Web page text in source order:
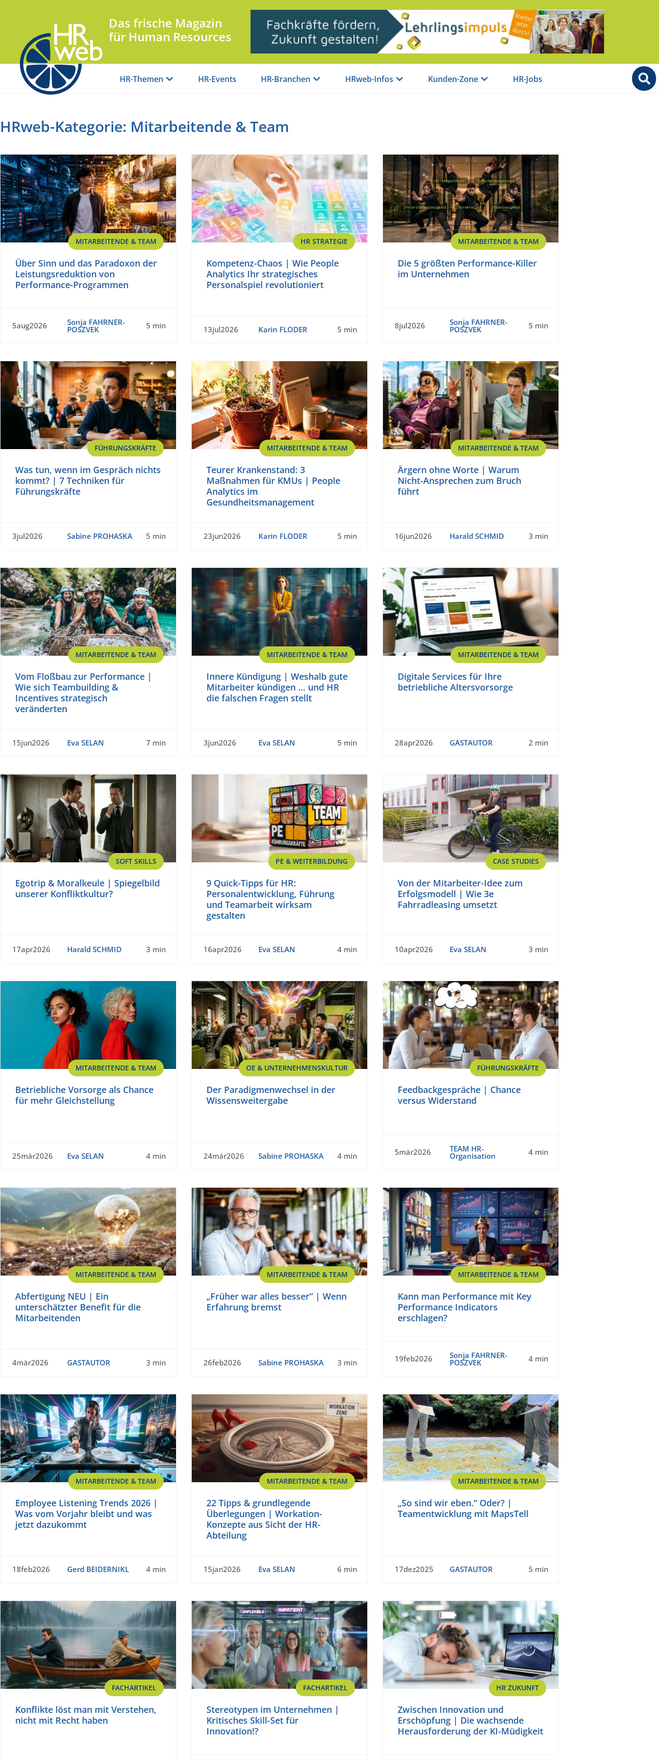
Das frische Magazin
für Human Resources
HR-Themen HR-Events HR-Branchen HRweb-Infos Kunden-Zone HR-Jobs
HRweb-Kategorie: Mitarbeitende & Team
MITARBEITENDE & TEAM
Über Sinn und das Paradoxon der
Leistungsreduktion von
Performance-Programmen
5aug2026 Sonja FAHRNER-
POSZVEK 5 min
HR STRATEGIE
Kompetenz-Chaos | Wie People
Analytics Ihr strategisches
Personalspiel revolutioniert
13jul2026 Karin FLODER 5 min
MITARBEITENDE & TEAM
Die 5 größten Performance-Killer
im Unternehmen
8jul2026 Sonja FAHRNER-
POSZVEK 5 min
FÜHRUNGSKRÄFTE
Was tun, wenn im Gespräch nichts
kommt? | 7 Techniken für
Führungskräfte
3jul2026 Sabine PROHASKA 5 min
MITARBEITENDE & TEAM
Teurer Krankenstand: 3
Maßnahmen für KMUs | People
Analytics im
Gesundheitsmanagement
23jun2026 Karin FLODER 5 min
MITARBEITENDE & TEAM
Ärgern ohne Worte | Warum
Nicht-Ansprechen zum Bruch
führt
16jun2026 Harald SCHMID 3 min
MITARBEITENDE & TEAM
Vom Floßbau zur Performance |
Wie sich Teambuilding &
Incentives strategisch
veränderten
15jun2026 Eva SELAN 7 min
MITARBEITENDE & TEAM
Innere Kündigung | Weshalb gute
Mitarbeiter kündigen … und HR
die falschen Fragen stellt
3jun2026 Eva SELAN 5 min
MITARBEITENDE & TEAM
Digitale Services für Ihre
betriebliche Altersvorsorge
28apr2026 GASTAUTOR 2 min
SOFT SKILLS
Egotrip & Moralkeule | Spiegelbild
unserer Konfliktkultur?
17apr2026 Harald SCHMID 3 min
PE & WEITERBILDUNG
9 Quick-Tipps für HR:
Personalentwicklung, Führung
und Teamarbeit wirksam
gestalten
16apr2026 Eva SELAN 4 min
CASE STUDIES
Von der Mitarbeiter-Idee zum
Erfolgsmodell | Wie 3e
Fahrradleasing umsetzt
10apr2026 Eva SELAN 3 min
MITARBEITENDE & TEAM
Betriebliche Vorsorge als Chance
für mehr Gleichstellung
25mär2026 Eva SELAN 4 min
OE & UNTERNEHMENSKULTUR
Der Paradigmenwechsel in der
Wissensweitergabe
24mär2026 Sabine PROHASKA 4 min
FÜHRUNGSKRÄFTE
Feedbackgespräche | Chance
versus Widerstand
5mär2026 TEAM HR-
Organisation 4 min
MITARBEITENDE & TEAM
Abfertigung NEU | Ein
unterschätzter Benefit für die
Mitarbeitenden
4mär2026 GASTAUTOR 3 min
MITARBEITENDE & TEAM
„Früher war alles besser“ | Wenn
Erfahrung bremst
26feb2026 Sabine PROHASKA 3 min
MITARBEITENDE & TEAM
Kann man Performance mit Key
Performance Indicators
erschlagen?
19feb2026 Sonja FAHRNER-
POSZVEK 4 min
MITARBEITENDE & TEAM
Employee Listening Trends 2026 |
Was vom Vorjahr bleibt und was
jetzt dazukommt
18feb2026 Gerd BEIDERNIKL 4 min
MITARBEITENDE & TEAM
22 Tipps & grundlegende
Überlegungen | Workation-
Konzepte aus Sicht der HR-
Abteilung
15jan2026 Eva SELAN 6 min
MITARBEITENDE & TEAM
„So sind wir eben.“ Oder? |
Teamentwicklung mit MapsTell
17dez2025 GASTAUTOR 5 min
FACHARTIKEL
Konflikte löst man mit Verstehen,
nicht mit Recht haben
FACHARTIKEL
Stereotypen im Unternehmen |
Kritisches Skill-Set für
Innovation!?
HR ZUKUNFT
Zwischen Innovation und
Erschöpfung | Die wachsende
Herausforderung der KI-Müdigkeit